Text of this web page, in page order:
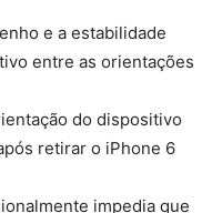
e a estabilidade
entre as orientações
do dispositivo
retirar o iPhone 6
impedia que